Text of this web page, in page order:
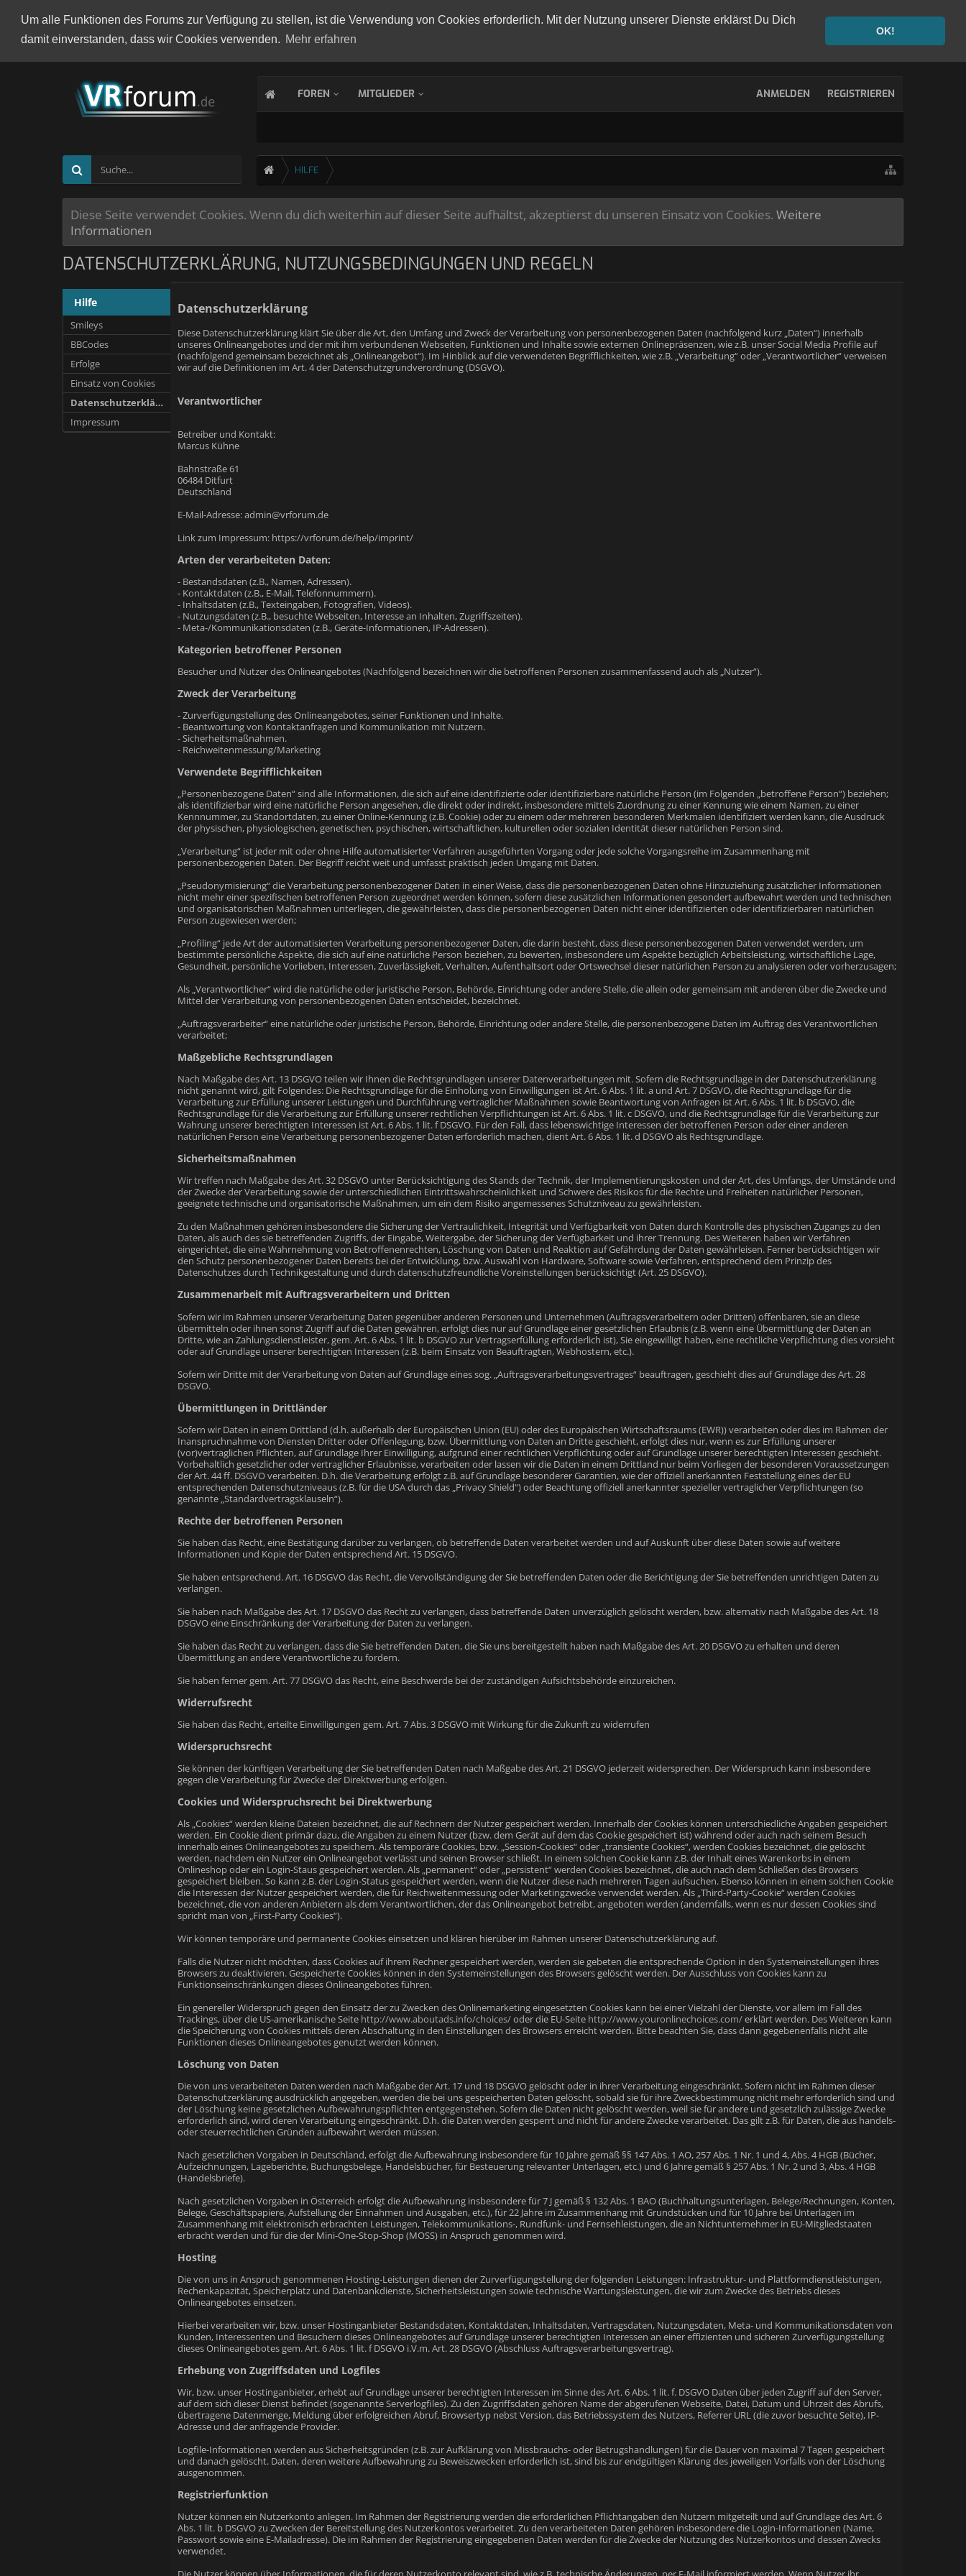
Um alle Funktionen des Forums zur Verfügung zu stellen, ist die Verwendung von Cookies erforderlich. Mit der Nutzung unserer Dienste erklärst Du Dich
damit einverstanden, dass wir Cookies verwenden. Mehr erfahren
OK!
FOREN MITGLIEDER ANMELDEN REGISTRIEREN
HILFE
Diese Seite verwendet Cookies. Wenn du dich weiterhin auf dieser Seite aufhältst, akzeptierst du unseren Einsatz von Cookies. Weitere
Informationen
DATENSCHUTZERKLÄRUNG, NUTZUNGSBEDINGUNGEN UND REGELN
Hilfe
Smileys
BBCodes
Erfolge
Einsatz von Cookies
Datenschutzerklärung
Impressum
Datenschutzerklärung
Diese Datenschutzerklärung klärt Sie über die Art, den Umfang und Zweck der Verarbeitung von personenbezogenen Daten (nachfolgend kurz „Daten“) innerhalb
unseres Onlineangebotes und der mit ihm verbundenen Webseiten, Funktionen und Inhalte sowie externen Onlinepräsenzen, wie z.B. unser Social Media Profile auf
(nachfolgend gemeinsam bezeichnet als „Onlineangebot“). Im Hinblick auf die verwendeten Begrifflichkeiten, wie z.B. „Verarbeitung“ oder „Verantwortlicher“ verweisen
wir auf die Definitionen im Art. 4 der Datenschutzgrundverordnung (DSGVO).
Verantwortlicher
Betreiber und Kontakt:
Marcus Kühne
Bahnstraße 61
06484 Ditfurt
Deutschland
E-Mail-Adresse: admin@vrforum.de
Link zum Impressum: https://vrforum.de/help/imprint/
Arten der verarbeiteten Daten:
- Bestandsdaten (z.B., Namen, Adressen).
- Kontaktdaten (z.B., E-Mail, Telefonnummern).
- Inhaltsdaten (z.B., Texteingaben, Fotografien, Videos).
- Nutzungsdaten (z.B., besuchte Webseiten, Interesse an Inhalten, Zugriffszeiten).
- Meta-/Kommunikationsdaten (z.B., Geräte-Informationen, IP-Adressen).
Kategorien betroffener Personen
Besucher und Nutzer des Onlineangebotes (Nachfolgend bezeichnen wir die betroffenen Personen zusammenfassend auch als „Nutzer“).
Zweck der Verarbeitung
- Zurverfügungstellung des Onlineangebotes, seiner Funktionen und Inhalte.
- Beantwortung von Kontaktanfragen und Kommunikation mit Nutzern.
- Sicherheitsmaßnahmen.
- Reichweitenmessung/Marketing
Verwendete Begrifflichkeiten
„Personenbezogene Daten“ sind alle Informationen, die sich auf eine identifizierte oder identifizierbare natürliche Person (im Folgenden „betroffene Person“) beziehen;
als identifizierbar wird eine natürliche Person angesehen, die direkt oder indirekt, insbesondere mittels Zuordnung zu einer Kennung wie einem Namen, zu einer
Kennnummer, zu Standortdaten, zu einer Online-Kennung (z.B. Cookie) oder zu einem oder mehreren besonderen Merkmalen identifiziert werden kann, die Ausdruck
der physischen, physiologischen, genetischen, psychischen, wirtschaftlichen, kulturellen oder sozialen Identität dieser natürlichen Person sind.
„Verarbeitung“ ist jeder mit oder ohne Hilfe automatisierter Verfahren ausgeführten Vorgang oder jede solche Vorgangsreihe im Zusammenhang mit
personenbezogenen Daten. Der Begriff reicht weit und umfasst praktisch jeden Umgang mit Daten.
„Pseudonymisierung“ die Verarbeitung personenbezogener Daten in einer Weise, dass die personenbezogenen Daten ohne Hinzuziehung zusätzlicher Informationen
nicht mehr einer spezifischen betroffenen Person zugeordnet werden können, sofern diese zusätzlichen Informationen gesondert aufbewahrt werden und technischen
und organisatorischen Maßnahmen unterliegen, die gewährleisten, dass die personenbezogenen Daten nicht einer identifizierten oder identifizierbaren natürlichen
Person zugewiesen werden;
„Profiling“ jede Art der automatisierten Verarbeitung personenbezogener Daten, die darin besteht, dass diese personenbezogenen Daten verwendet werden, um
bestimmte persönliche Aspekte, die sich auf eine natürliche Person beziehen, zu bewerten, insbesondere um Aspekte bezüglich Arbeitsleistung, wirtschaftliche Lage,
Gesundheit, persönliche Vorlieben, Interessen, Zuverlässigkeit, Verhalten, Aufenthaltsort oder Ortswechsel dieser natürlichen Person zu analysieren oder vorherzusagen;
Als „Verantwortlicher“ wird die natürliche oder juristische Person, Behörde, Einrichtung oder andere Stelle, die allein oder gemeinsam mit anderen über die Zwecke und
Mittel der Verarbeitung von personenbezogenen Daten entscheidet, bezeichnet.
„Auftragsverarbeiter“ eine natürliche oder juristische Person, Behörde, Einrichtung oder andere Stelle, die personenbezogene Daten im Auftrag des Verantwortlichen
verarbeitet;
Maßgebliche Rechtsgrundlagen
Nach Maßgabe des Art. 13 DSGVO teilen wir Ihnen die Rechtsgrundlagen unserer Datenverarbeitungen mit. Sofern die Rechtsgrundlage in der Datenschutzerklärung
nicht genannt wird, gilt Folgendes: Die Rechtsgrundlage für die Einholung von Einwilligungen ist Art. 6 Abs. 1 lit. a und Art. 7 DSGVO, die Rechtsgrundlage für die
Verarbeitung zur Erfüllung unserer Leistungen und Durchführung vertraglicher Maßnahmen sowie Beantwortung von Anfragen ist Art. 6 Abs. 1 lit. b DSGVO, die
Rechtsgrundlage für die Verarbeitung zur Erfüllung unserer rechtlichen Verpflichtungen ist Art. 6 Abs. 1 lit. c DSGVO, und die Rechtsgrundlage für die Verarbeitung zur
Wahrung unserer berechtigten Interessen ist Art. 6 Abs. 1 lit. f DSGVO. Für den Fall, dass lebenswichtige Interessen der betroffenen Person oder einer anderen
natürlichen Person eine Verarbeitung personenbezogener Daten erforderlich machen, dient Art. 6 Abs. 1 lit. d DSGVO als Rechtsgrundlage.
Sicherheitsmaßnahmen
Wir treffen nach Maßgabe des Art. 32 DSGVO unter Berücksichtigung des Stands der Technik, der Implementierungskosten und der Art, des Umfangs, der Umstände und
der Zwecke der Verarbeitung sowie der unterschiedlichen Eintrittswahrscheinlichkeit und Schwere des Risikos für die Rechte und Freiheiten natürlicher Personen,
geeignete technische und organisatorische Maßnahmen, um ein dem Risiko angemessenes Schutzniveau zu gewährleisten.
Zu den Maßnahmen gehören insbesondere die Sicherung der Vertraulichkeit, Integrität und Verfügbarkeit von Daten durch Kontrolle des physischen Zugangs zu den
Daten, als auch des sie betreffenden Zugriffs, der Eingabe, Weitergabe, der Sicherung der Verfügbarkeit und ihrer Trennung. Des Weiteren haben wir Verfahren
eingerichtet, die eine Wahrnehmung von Betroffenenrechten, Löschung von Daten und Reaktion auf Gefährdung der Daten gewährleisen. Ferner berücksichtigen wir
den Schutz personenbezogener Daten bereits bei der Entwicklung, bzw. Auswahl von Hardware, Software sowie Verfahren, entsprechend dem Prinzip des
Datenschutzes durch Technikgestaltung und durch datenschutzfreundliche Voreinstellungen berücksichtigt (Art. 25 DSGVO).
Zusammenarbeit mit Auftragsverarbeitern und Dritten
Sofern wir im Rahmen unserer Verarbeitung Daten gegenüber anderen Personen und Unternehmen (Auftragsverarbeitern oder Dritten) offenbaren, sie an diese
übermitteln oder ihnen sonst Zugriff auf die Daten gewähren, erfolgt dies nur auf Grundlage einer gesetzlichen Erlaubnis (z.B. wenn eine Übermittlung der Daten an
Dritte, wie an Zahlungsdienstleister, gem. Art. 6 Abs. 1 lit. b DSGVO zur Vertragserfüllung erforderlich ist), Sie eingewilligt haben, eine rechtliche Verpflichtung dies vorsieht
oder auf Grundlage unserer berechtigten Interessen (z.B. beim Einsatz von Beauftragten, Webhostern, etc.).
Sofern wir Dritte mit der Verarbeitung von Daten auf Grundlage eines sog. „Auftragsverarbeitungsvertrages“ beauftragen, geschieht dies auf Grundlage des Art. 28
DSGVO.
Übermittlungen in Drittländer
Sofern wir Daten in einem Drittland (d.h. außerhalb der Europäischen Union (EU) oder des Europäischen Wirtschaftsraums (EWR)) verarbeiten oder dies im Rahmen der
Inanspruchnahme von Diensten Dritter oder Offenlegung, bzw. Übermittlung von Daten an Dritte geschieht, erfolgt dies nur, wenn es zur Erfüllung unserer
(vor)vertraglichen Pflichten, auf Grundlage Ihrer Einwilligung, aufgrund einer rechtlichen Verpflichtung oder auf Grundlage unserer berechtigten Interessen geschieht.
Vorbehaltlich gesetzlicher oder vertraglicher Erlaubnisse, verarbeiten oder lassen wir die Daten in einem Drittland nur beim Vorliegen der besonderen Voraussetzungen
der Art. 44 ff. DSGVO verarbeiten. D.h. die Verarbeitung erfolgt z.B. auf Grundlage besonderer Garantien, wie der offiziell anerkannten Feststellung eines der EU
entsprechenden Datenschutzniveaus (z.B. für die USA durch das „Privacy Shield“) oder Beachtung offiziell anerkannter spezieller vertraglicher Verpflichtungen (so
genannte „Standardvertragsklauseln“).
Rechte der betroffenen Personen
Sie haben das Recht, eine Bestätigung darüber zu verlangen, ob betreffende Daten verarbeitet werden und auf Auskunft über diese Daten sowie auf weitere
Informationen und Kopie der Daten entsprechend Art. 15 DSGVO.
Sie haben entsprechend. Art. 16 DSGVO das Recht, die Vervollständigung der Sie betreffenden Daten oder die Berichtigung der Sie betreffenden unrichtigen Daten zu
verlangen.
Sie haben nach Maßgabe des Art. 17 DSGVO das Recht zu verlangen, dass betreffende Daten unverzüglich gelöscht werden, bzw. alternativ nach Maßgabe des Art. 18
DSGVO eine Einschränkung der Verarbeitung der Daten zu verlangen.
Sie haben das Recht zu verlangen, dass die Sie betreffenden Daten, die Sie uns bereitgestellt haben nach Maßgabe des Art. 20 DSGVO zu erhalten und deren
Übermittlung an andere Verantwortliche zu fordern.
Sie haben ferner gem. Art. 77 DSGVO das Recht, eine Beschwerde bei der zuständigen Aufsichtsbehörde einzureichen.
Widerrufsrecht
Sie haben das Recht, erteilte Einwilligungen gem. Art. 7 Abs. 3 DSGVO mit Wirkung für die Zukunft zu widerrufen
Widerspruchsrecht
Sie können der künftigen Verarbeitung der Sie betreffenden Daten nach Maßgabe des Art. 21 DSGVO jederzeit widersprechen. Der Widerspruch kann insbesondere
gegen die Verarbeitung für Zwecke der Direktwerbung erfolgen.
Cookies und Widerspruchsrecht bei Direktwerbung
Als „Cookies“ werden kleine Dateien bezeichnet, die auf Rechnern der Nutzer gespeichert werden. Innerhalb der Cookies können unterschiedliche Angaben gespeichert
werden. Ein Cookie dient primär dazu, die Angaben zu einem Nutzer (bzw. dem Gerät auf dem das Cookie gespeichert ist) während oder auch nach seinem Besuch
innerhalb eines Onlineangebotes zu speichern. Als temporäre Cookies, bzw. „Session-Cookies“ oder „transiente Cookies“, werden Cookies bezeichnet, die gelöscht
werden, nachdem ein Nutzer ein Onlineangebot verlässt und seinen Browser schließt. In einem solchen Cookie kann z.B. der Inhalt eines Warenkorbs in einem
Onlineshop oder ein Login-Staus gespeichert werden. Als „permanent“ oder „persistent“ werden Cookies bezeichnet, die auch nach dem Schließen des Browsers
gespeichert bleiben. So kann z.B. der Login-Status gespeichert werden, wenn die Nutzer diese nach mehreren Tagen aufsuchen. Ebenso können in einem solchen Cookie
die Interessen der Nutzer gespeichert werden, die für Reichweitenmessung oder Marketingzwecke verwendet werden. Als „Third-Party-Cookie“ werden Cookies
bezeichnet, die von anderen Anbietern als dem Verantwortlichen, der das Onlineangebot betreibt, angeboten werden (andernfalls, wenn es nur dessen Cookies sind
spricht man von „First-Party Cookies“).
Wir können temporäre und permanente Cookies einsetzen und klären hierüber im Rahmen unserer Datenschutzerklärung auf.
Falls die Nutzer nicht möchten, dass Cookies auf ihrem Rechner gespeichert werden, werden sie gebeten die entsprechende Option in den Systemeinstellungen ihres
Browsers zu deaktivieren. Gespeicherte Cookies können in den Systemeinstellungen des Browsers gelöscht werden. Der Ausschluss von Cookies kann zu
Funktionseinschränkungen dieses Onlineangebotes führen.
Ein genereller Widerspruch gegen den Einsatz der zu Zwecken des Onlinemarketing eingesetzten Cookies kann bei einer Vielzahl der Dienste, vor allem im Fall des
Trackings, über die US-amerikanische Seite http://www.aboutads.info/choices/oder die EU-Seite http://www.youronlinechoices.com/erklärt werden. Des Weiteren kann
die Speicherung von Cookies mittels deren Abschaltung in den Einstellungen des Browsers erreicht werden. Bitte beachten Sie, dass dann gegebenenfalls nicht alle
Funktionen dieses Onlineangebotes genutzt werden können.
Löschung von Daten
Die von uns verarbeiteten Daten werden nach Maßgabe der Art. 17 und 18 DSGVO gelöscht oder in ihrer Verarbeitung eingeschränkt. Sofern nicht im Rahmen dieser
Datenschutzerklärung ausdrücklich angegeben, werden die bei uns gespeicherten Daten gelöscht, sobald sie für ihre Zweckbestimmung nicht mehr erforderlich sind und
der Löschung keine gesetzlichen Aufbewahrungspflichten entgegenstehen. Sofern die Daten nicht gelöscht werden, weil sie für andere und gesetzlich zulässige Zwecke
erforderlich sind, wird deren Verarbeitung eingeschränkt. D.h. die Daten werden gesperrt und nicht für andere Zwecke verarbeitet. Das gilt z.B. für Daten, die aus handels-
oder steuerrechtlichen Gründen aufbewahrt werden müssen.
Nach gesetzlichen Vorgaben in Deutschland, erfolgt die Aufbewahrung insbesondere für 10 Jahre gemäß §§ 147 Abs. 1 AO, 257 Abs. 1 Nr. 1 und 4, Abs. 4 HGB (Bücher,
Aufzeichnungen, Lageberichte, Buchungsbelege, Handelsbücher, für Besteuerung relevanter Unterlagen, etc.) und 6 Jahre gemäß § 257 Abs. 1 Nr. 2 und 3, Abs. 4 HGB
(Handelsbriefe).
Nach gesetzlichen Vorgaben in Österreich erfolgt die Aufbewahrung insbesondere für 7 J gemäß § 132 Abs. 1 BAO (Buchhaltungsunterlagen, Belege/Rechnungen, Konten,
Belege, Geschäftspapiere, Aufstellung der Einnahmen und Ausgaben, etc.), für 22 Jahre im Zusammenhang mit Grundstücken und für 10 Jahre bei Unterlagen im
Zusammenhang mit elektronisch erbrachten Leistungen, Telekommunikations-, Rundfunk- und Fernsehleistungen, die an Nichtunternehmer in EU-Mitgliedstaaten
erbracht werden und für die der Mini-One-Stop-Shop (MOSS) in Anspruch genommen wird.
Hosting
Die von uns in Anspruch genommenen Hosting-Leistungen dienen der Zurverfügungstellung der folgenden Leistungen: Infrastruktur- und Plattformdienstleistungen,
Rechenkapazität, Speicherplatz und Datenbankdienste, Sicherheitsleistungen sowie technische Wartungsleistungen, die wir zum Zwecke des Betriebs dieses
Onlineangebotes einsetzen.
Hierbei verarbeiten wir, bzw. unser Hostinganbieter Bestandsdaten, Kontaktdaten, Inhaltsdaten, Vertragsdaten, Nutzungsdaten, Meta- und Kommunikationsdaten von
Kunden, Interessenten und Besuchern dieses Onlineangebotes auf Grundlage unserer berechtigten Interessen an einer effizienten und sicheren Zurverfügungstellung
dieses Onlineangebotes gem. Art. 6 Abs. 1 lit. f DSGVO i.V.m. Art. 28 DSGVO (Abschluss Auftragsverarbeitungsvertrag).
Erhebung von Zugriffsdaten und Logfiles
Wir, bzw. unser Hostinganbieter, erhebt auf Grundlage unserer berechtigten Interessen im Sinne des Art. 6 Abs. 1 lit. f. DSGVO Daten über jeden Zugriff auf den Server,
auf dem sich dieser Dienst befindet (sogenannte Serverlogfiles). Zu den Zugriffsdaten gehören Name der abgerufenen Webseite, Datei, Datum und Uhrzeit des Abrufs,
übertragene Datenmenge, Meldung über erfolgreichen Abruf, Browsertyp nebst Version, das Betriebssystem des Nutzers, Referrer URL (die zuvor besuchte Seite), IP-
Adresse und der anfragende Provider.
Logfile-Informationen werden aus Sicherheitsgründen (z.B. zur Aufklärung von Missbrauchs- oder Betrugshandlungen) für die Dauer von maximal 7 Tagen gespeichert
und danach gelöscht. Daten, deren weitere Aufbewahrung zu Beweiszwecken erforderlich ist, sind bis zur endgültigen Klärung des jeweiligen Vorfalls von der Löschung
ausgenommen.
Registrierfunktion
Nutzer können ein Nutzerkonto anlegen. Im Rahmen der Registrierung werden die erforderlichen Pflichtangaben den Nutzern mitgeteilt und auf Grundlage des Art. 6
Abs. 1 lit. b DSGVO zu Zwecken der Bereitstellung des Nutzerkontos verarbeitet. Zu den verarbeiteten Daten gehören insbesondere die Login-Informationen (Name,
Passwort sowie eine E-Mailadresse). Die im Rahmen der Registrierung eingegebenen Daten werden für die Zwecke der Nutzung des Nutzerkontos und dessen Zwecks
verwendet.